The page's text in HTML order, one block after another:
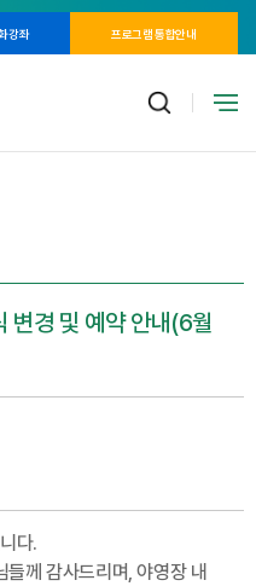
강좌 프로그램 통합안내
변경 및 예약 안내(6월
다.
께 감사드리며, 야영장 내